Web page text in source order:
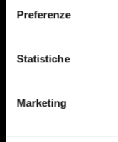
Preferenze
Statistiche
Marketing
925
940